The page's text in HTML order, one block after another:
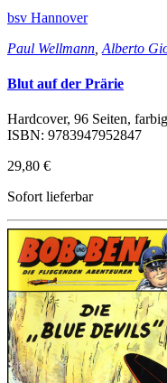
bsv Hannover
Paul Wellmann Alberto
Blut auf der Prärie
Hardcover, 96 Seiten,
ISBN: 9783947952847
29,80 €
Sofort lieferbar